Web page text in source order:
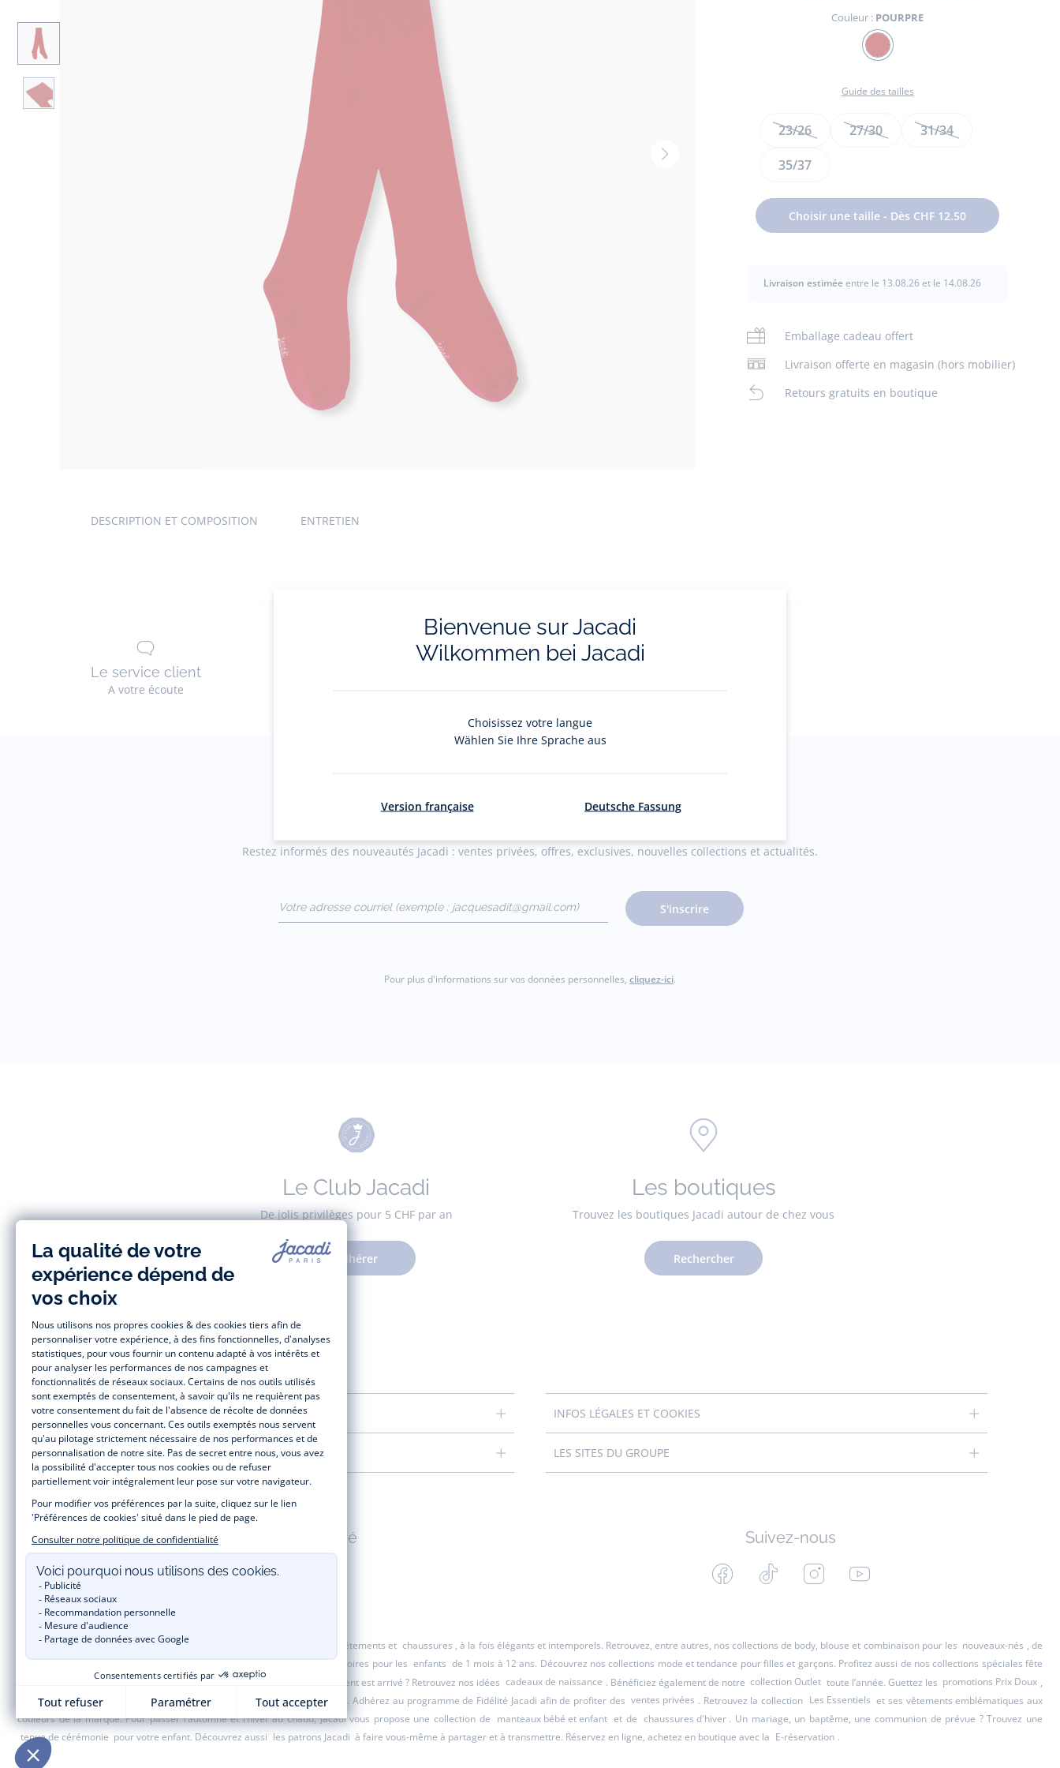
Vignette
Couleur : POURPRE
Couleur
POURPRE
Guide des tailles
Taille
23/26 27/30
31/34
35/37
Choisir une taille - Dès CHF 12.50
Livraison estiméeentre le 13.08.26 et le 14.08.26
Emballage cadeau offert
Livraison offerte en magasin (hors mobilier)
Retours gratuits en boutique
DESCRIPTION ET COMPOSITION ENTRETIEN
Le service client
A votre écoute
La newsletter
Restez informés des nouveautés Jacadi : ventes privées, offres, exclusives, nouvelles collections et actualités.
(exemple :
jacquesadit@gmail.com)
S'inscrire
Pour plus d'informations sur vos données personnelles, cliquez-ici.
Le Club Jacadi
De jolis privilèges pour 5 CHF par an
Adhérer
Les boutiques
Trouvez les boutiques Jacadi autour de chez vous
Rechercher
AIDE ET SERVICES
LA MAISON JACADI
INFOS LÉGALES ET COOKIES
LES SITES DU GROUPE
Paiement 100% sécurisé Suivez-nous
Facebook Tiktok InstagramYoutube
Jacadi Paris vous propose sur sa boutique en ligne une grande variété de vêtements et chaussures , à la fois élégants et intemporels. Retrouvez, entre autres, nos collections de body, blouse et combinaison pour les nouveaux-nés , de
et de pantalons, chaussettes et accessoires pour les enfants de 1 mois à 12 ans. Découvrez nos collections mode et tendance pour filles et garçons. Profitez aussi de nos collections spéciales fête
de fin d’année et trouvez des idées cadeaux de Noël . Un heureux événement est arrivé ? Retrouvez nos idées cadeaux de naissance . Bénéficiez également de notre collection Outlet toute l’année. Guettez les promotions Prix Doux
une opération spéciale Jacadi avec des vêtements enfant à prix tout ronds. Adhérez au programme de Fidélité Jacadi afin de profiter des ventes privées . Retrouvez la collection Les Essentiels et ses vêtements emblématiques aux
couleurs de la marque. Pour passer l’automne et l’hiver au chaud, Jacadi vous propose une collection de manteaux bébé et enfant et de chaussures d'hiver . Un mariage, un baptême, une communion de prévue ? Trouvez une
tenue de cérémonie pour votre enfant. Découvrez aussi les patrons Jacadi à faire vous-même à partager et à transmettre. Réservez en ligne, achetez en boutique avec la E-réservation .
Bienvenue sur Jacadi
Wilkommen bei Jacadi
Choisissez votre langue
Wählen Sie Ihre Sprache aus
Version française Deutsche Fassung